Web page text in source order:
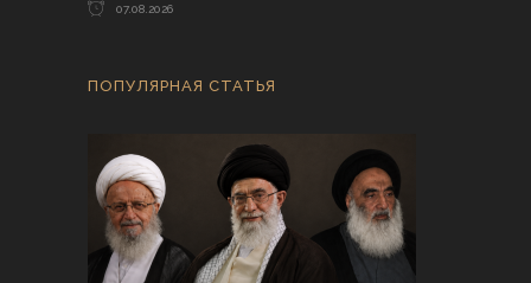
07.08.2026
ПОПУЛЯРНАЯ СТАТЬЯ